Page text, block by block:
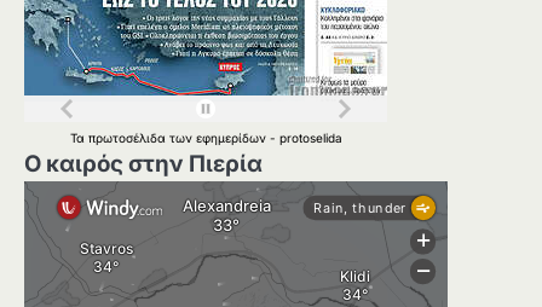
Τα πρωτοσέλιδα των εφημερίδων - protoselida
Ο καιρός στην Πιερία